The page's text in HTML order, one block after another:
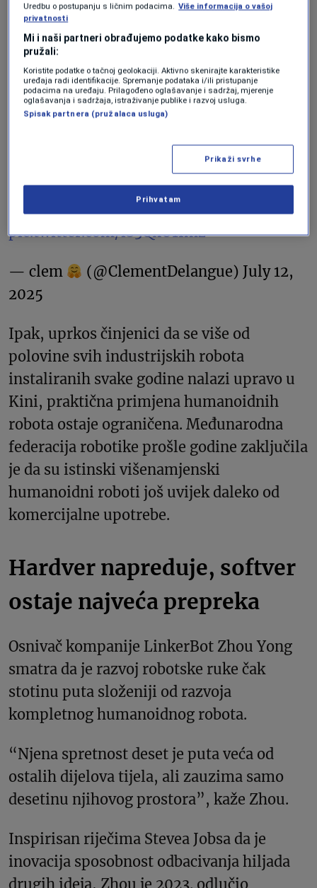
We're open-sourcing "The Amazing
Hand", an eight-degree of freedom
humanoid robot hand compatible with
@lerobotthat can be 3-D printed at home
for less than $250
Given the success of Reachy Mini (2,000+
robots sold in a few days), we won't have
the bandwidth to…
pic.twitter.com/lS3QxU1Imz
— clem (@ClementDelangue) July 12,
2025
Ipak, uprkos činjenici da se više od
polovine svih industrijskih robota
instaliranih svake godine nalazi upravo u
Kini, praktična primjena humanoidnih
robota ostaje ograničena. Međunarodna
federacija robotike prošle godine zaključila
je da su istinski višenamjenski
humanoidni roboti još uvijek daleko od
komercijalne upotrebe.
Hardver napreduje, softver
ostaje najveća prepreka
Osnivač kompanije LinkerBot Zhou Yong
smatra da je razvoj robotske ruke čak
stotinu puta složeniji od razvoja
kompletnog humanoidnog robota.
“Njena spretnost deset je puta veća od
ostalih dijelova tijela, ali zauzima samo
desetinu njihovog prostora”, kaže Zhou.
Inspirisan riječima Stevea Jobsa da je
inovacija sposobnost odbacivanja hiljada
drugih ideja, Zhou je 2023. odlučio
Uredbu o postupanju s ličnim podacima. Više informacija o vašoj
privatnosti
Mi i naši partneri obrađujemo podatke kako bismo
pružali:
Koristite podatke o tačnoj geolokaciji. Aktivno skenirajte karakteristike
uređaja radi identifikacije. Spremanje podataka i/ili pristupanje
podacima na uređaju. Prilagođeno oglašavanje i sadržaj, mjerenje
oglašavanja i sadržaja, istraživanje publike i razvoj usluga.
Spisak partnera (pružalaca usluga)
Prikaži svrhe
Prihvatam